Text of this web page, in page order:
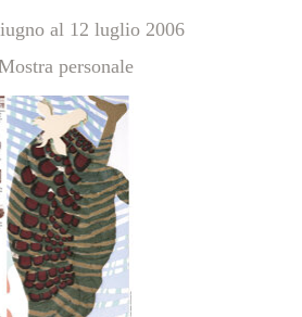
al 12 luglio 2006
personale